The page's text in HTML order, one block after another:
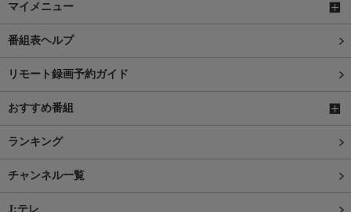
マイメニュー
番組表ヘルプ
リモート録画予約ガイド
おすすめ番組
ランキング
チャンネル一覧
J:テレ